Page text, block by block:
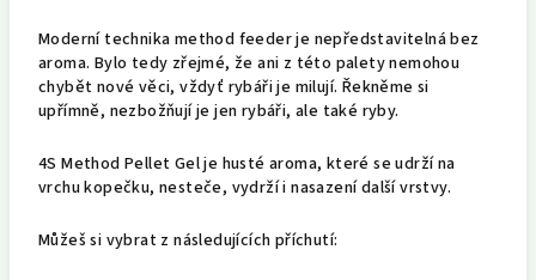
Moderní technika method feeder je nepředstavitelná bez
aroma. Bylo tedy zřejmé, že ani z této palety nemohou
chybět nové věci, vždyť rybáři je milují. Řekněme si
upřímně, nezbožňují je jen rybáři, ale také ryby.
4S Method Pellet Gel je husté aroma, které se udrží na
vrchu kopečku, nesteče, vydrží i nasazení další vrstvy.
Můžeš si vybrat z následujících příchutí: